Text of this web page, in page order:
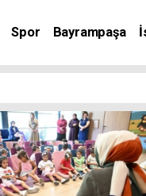
Spor Bayrampaşa